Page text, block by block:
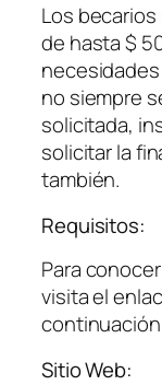
Los
de hasta $
no siempre
solicitada,
solicitar la
también.
Requisitos:
Para
visita el
Sitio Web: